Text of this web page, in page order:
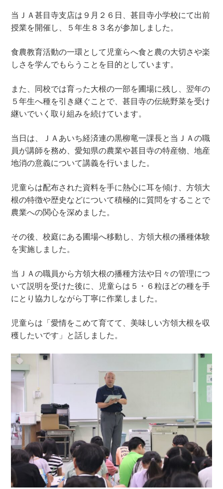
当ＪＡ甚目寺支店は９月２６日、甚目寺小学校にて出前
授業を開催し、５年生８３名が参加しました。
食農教育活動の一環として児童らへ食と農の大切さや楽
しさを学んでもらうことを目的としています。
また、同校では育った大根の一部を圃場に残し、翌年の
５年生へ種を引き継ぐことで、甚目寺の伝統野菜を受け
継いでいく取り組みを続けています。
当日は、ＪＡあいち経済連の黒柳竜一課長と当ＪＡの職
員が講師を務め、愛知県の農業や甚目寺の特産物、地産
地消の意義について講義を行いました。
児童らは配布された資料を手に熱心に耳を傾け、方領大
根の特徴や歴史などについて積極的に質問をすることで
農業への関心を深めました。
その後、校庭にある圃場へ移動し、方領大根の播種体験
を実施しました。
当ＪＡの職員から方領大根の播種方法や日々の管理につ
いて説明を受けた後に、児童らは５・６粒ほどの種を手
にとり協力しながら丁寧に作業しました。
児童らは「愛情をこめて育てて、美味しい方領大根を収
穫したいです」と話しました。